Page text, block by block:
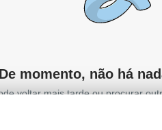
De momento, não há
voltar mais tarde ou procurar